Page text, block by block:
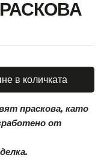
в количката
праскова, като
от